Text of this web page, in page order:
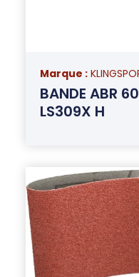
Marque :
BANDE ABR
LS309X H